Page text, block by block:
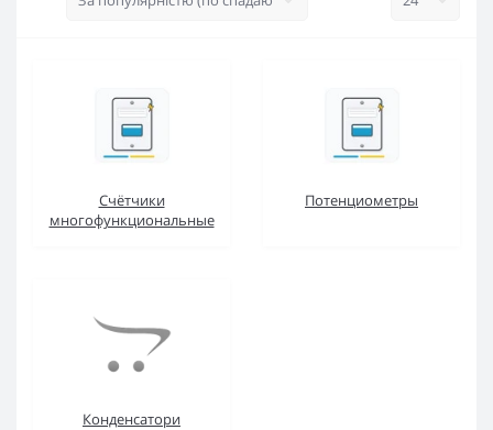
Счётчики
многофункциональные
Потенциометры
Конденсатори